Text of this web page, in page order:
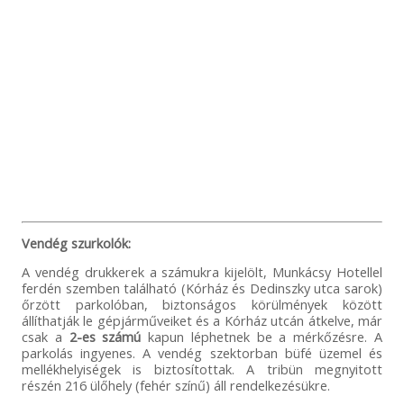
Vendég szurkolók:
A vendég drukkerek a számukra kijelölt, Munkácsy Hotellel
ferdén szemben található (Kórház és Dedinszky utca sarok)
őrzött parkolóban, biztonságos körülmények között
állíthatják le gépjárműveiket és a Kórház utcán átkelve, már
csak a 2-es számú kapun léphetnek be a mérkőzésre. A
parkolás ingyenes. A vendég szektorban büfé üzemel és
mellékhelyiségek is biztosítottak. A tribün megnyitott
részén 216 ülőhely (fehér színű) áll rendelkezésükre.